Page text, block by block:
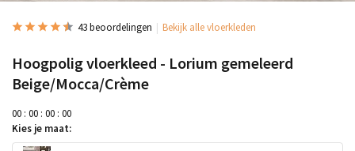
43 beoordelingen Bekijk alle vloerkleden
Hoogpolig vloerkleed - Lorium gemeleerd
Beige/Mocca/Crème
00 : 00 : 00 : 00
Kies je maat: